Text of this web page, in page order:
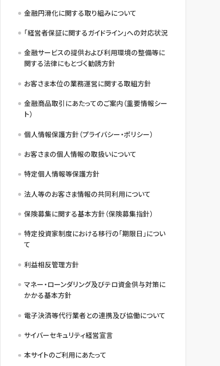
金融円滑化に関する取り組みについて
「経営者保証に関するガイドライン」への対応状況
金融サービスの提供および利用環境の整備等に
関する法律にもとづく勧誘方針
お客さま本位の業務運営に関する取組方針
金融商品取引にあたってのご案内（重要情報シー
ト）
個人情報保護方針（プライバシー・ポリシー）
お客さまの個人情報の取扱いについて
特定個人情報等保護方針
法人等のお客さま情報の共同利用について
保険募集に関する基本方針（保険募集指針）
特定投資家制度における移行の「期限日」につい
て
利益相反管理方針
マネー・ローンダリング及びテロ資金供与対策に
かかる基本方針
電子決済等代行業者との連携及び協働について
サイバーセキュリティ経営宣言
本サイトのご利用にあたって